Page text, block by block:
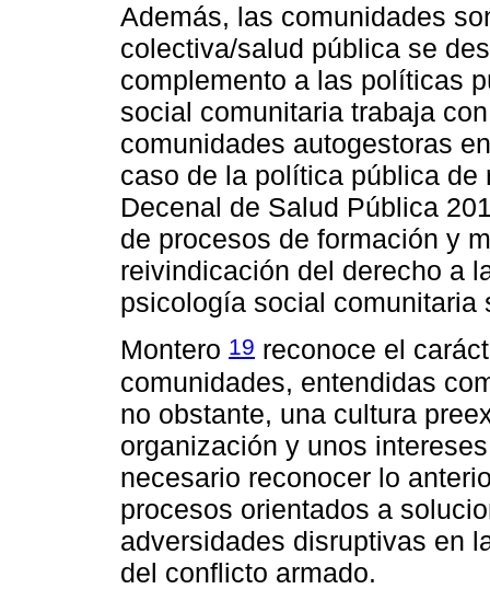
Además, las comunidades
colectiva/salud pública se
complemento a las políticas
social comunitaria trabaja
comunidades autogestoras
caso de la política pública
Decenal de Salud Pública
de procesos de formación y
reivindicación del derecho a
psicología social comunitaria
Montero 19 reconoce el
comunidades, entendidas
no obstante, una cultura
organización y unos
necesario reconocer lo
procesos orientados a
adversidades disruptivas en
del conflicto armado.